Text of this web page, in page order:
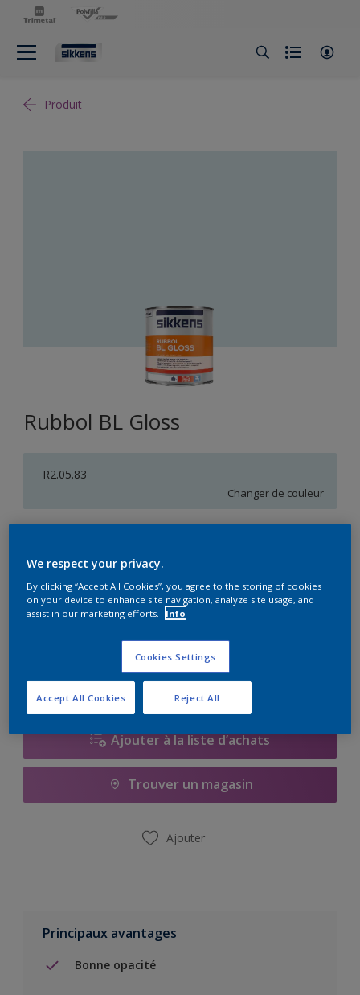
Produit
Rubbol BL Gloss
R2.05.83
Changer de couleur
1L
Quantité Calculateur de peinture
Calculer
Ajouter à la liste d’achats
Trouver un magasin
Ajouter
Principaux avantages
Bonne opacité
We respect your privacy.
By clicking “Accept All Cookies”, you agree to the storing of cookies
on your device to enhance site navigation, analyze site usage, and
assist in our marketing efforts.
Info
Cookies Settings
Reject All
Accept All Cookies